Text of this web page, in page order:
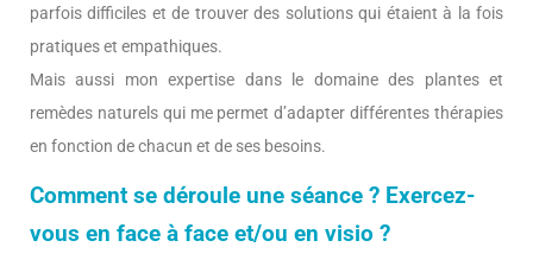
parfois difficiles et de trouver des solutions qui étaient à la fois
pratiques et empathiques.
Mais aussi mon expertise dans le domaine des plantes et
remèdes naturels qui me permet d’adapter différentes thérapies
en fonction de chacun et de ses besoins.
Comment se déroule une séance ? Exercez-
vous en face à face et/ou en visio ?